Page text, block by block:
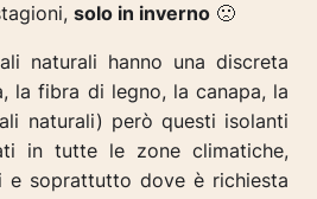
solo in inverno 🙁
naturali hanno una discreta
la fibra di legno, la canapa, la
naturali) però questi isolanti
in tutte le zone climatiche,
e soprattutto dove è richiesta